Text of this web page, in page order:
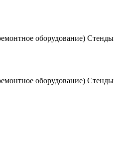
оборудование) Стенды
оборудование) Стенды